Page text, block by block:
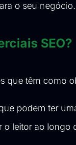
o seu negócio.
SEO?
que têm como
podem ter
leitor ao